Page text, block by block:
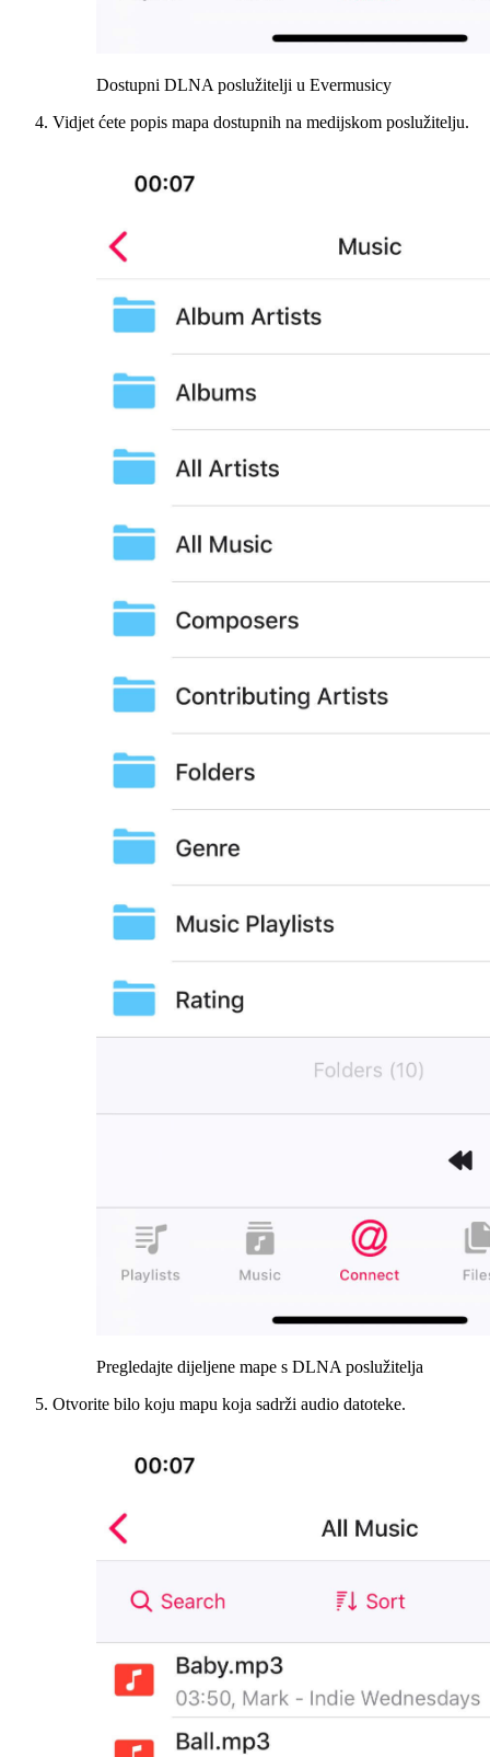
Dostupni DLNA poslužitelji u Evermusicу
Vidjet ćete popis mapa dostupnih na medijskom poslužitelju.
Pregledajte dijeljene mape s DLNA poslužitelja
Otvorite bilo koju mapu koja sadrži audio datoteke.